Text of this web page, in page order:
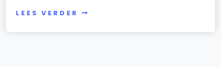
LEES VERDER